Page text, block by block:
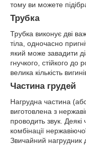
тому ви можете
Трубка
Трубка виконує дві
тіла, одночасно
який може завадити
гнучкого, стійкого до
велика кількість
Частина грудей
Нагрудна частина
виготовлена з
проводить звук. Деякі
комбінації
Звичайний нагрудник